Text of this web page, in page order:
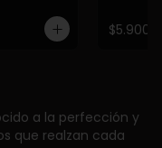
$5.900
a la perfección y
que realzan cada